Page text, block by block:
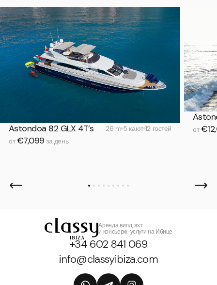
Astondoa 82 GLX 4T’s 26 m 5 кают 12 гостей
от€7,099 за день
от
Аренда вилл, яхт
и консьерж-услуги на Ибице
+34 602 841 069
info@classyibiza.com